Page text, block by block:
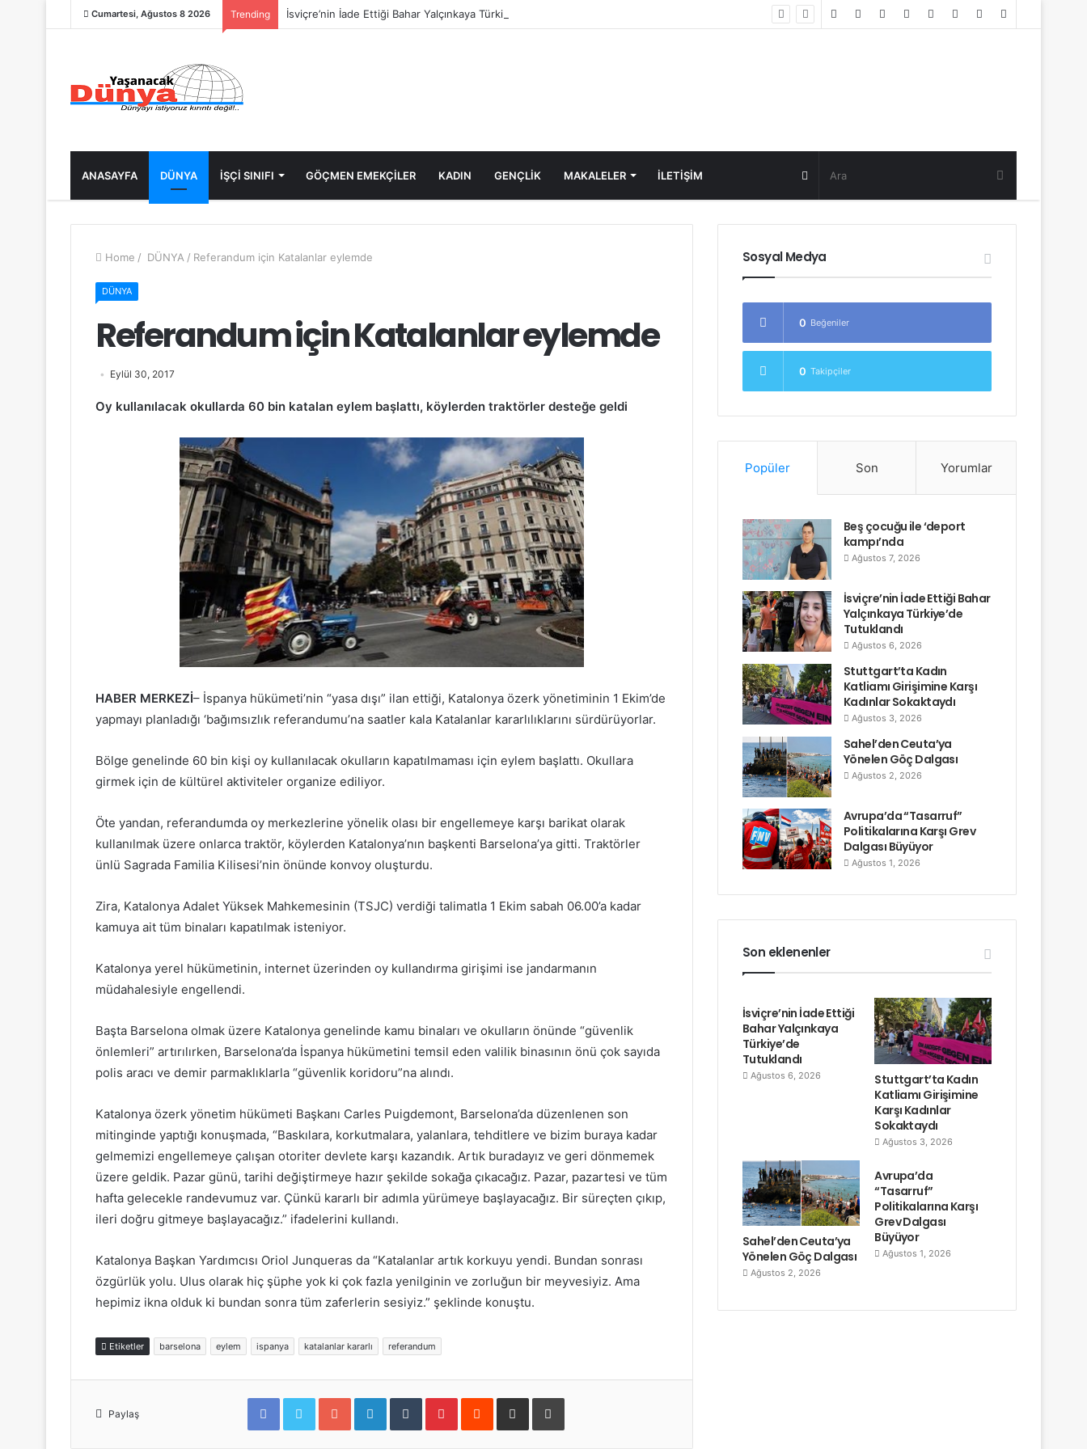
Cumartesi, Ağustos 8 2026 Trending İsviçre’nin İade Ettiği Bahar Yalçınkaya Türkiye’de Tutuklandı Random
ANASAYFA DÜNYA İŞÇİ SINIFI GÖÇMEN EMEKÇİLER KADIN GENÇLİK MAKALELER ILETIŞIM Random
Post
Home / DÜNYA / Referandum için Katalanlar eylemde
DÜNYA
Referandum için Katalanlar eylemde
Eylül 30, 2017
Oy kullanılacak okullarda 60 bin katalan eylem başlattı, köylerden traktörler desteğe geldi
HABER MERKEZİ– İspanya hükümeti’nin “yasa dışı” ilan ettiği, Katalonya özerk yönetiminin 1 Ekim’de
yapmayı planladığı ‘bağımsızlık referandumu’na saatler kala Katalanlar kararlılıklarını sürdürüyorlar.
Bölge genelinde 60 bin kişi oy kullanılacak okulların kapatılmaması için eylem başlattı. Okullara
girmek için de kültürel aktiviteler organize ediliyor.
Öte yandan, referandumda oy merkezlerine yönelik olası bir engellemeye karşı barikat olarak
kullanılmak üzere onlarca traktör, köylerden Katalonya’nın başkenti Barselona’ya gitti. Traktörler
ünlü Sagrada Familia Kilisesi’nin önünde konvoy oluşturdu.
Zira, Katalonya Adalet Yüksek Mahkemesinin (TSJC) verdiği talimatla 1 Ekim sabah 06.00’a kadar
kamuya ait tüm binaları kapatılmak isteniyor.
Katalonya yerel hükümetinin, internet üzerinden oy kullandırma girişimi ise jandarmanın
müdahalesiyle engellendi.
Başta Barselona olmak üzere Katalonya genelinde kamu binaları ve okulların önünde “güvenlik
önlemleri” artırılırken, Barselona’da İspanya hükümetini temsil eden valilik binasının önü çok sayıda
polis aracı ve demir parmaklıklarla “güvenlik koridoru”na alındı.
Katalonya özerk yönetim hükümeti Başkanı Carles Puigdemont, Barselona’da düzenlenen son
mitinginde yaptığı konuşmada, “Baskılara, korkutmalara, yalanlara, tehditlere ve bizim buraya kadar
gelmemizi engellemeye çalışan otoriter devlete karşı kazandık. Artık buradayız ve geri dönmemek
üzere geldik. Pazar günü, tarihi değiştirmeye hazır şekilde sokağa çıkacağız. Pazar, pazartesi ve tüm
hafta gelecekle randevumuz var. Çünkü kararlı bir adımla yürümeye başlayacağız. Bir süreçten çıkıp,
ileri doğru gitmeye başlayacağız.” ifadelerini kullandı.
Katalonya Başkan Yardımcısı Oriol Junqueras da “Katalanlar artık korkuyu yendi. Bundan sonrası
özgürlük yolu. Ulus olarak hiç şüphe yok ki çok fazla yenilginin ve zorluğun bir meyvesiyiz. Ama
hepimiz ikna olduk ki bundan sonra tüm zaferlerin sesiyiz.” şeklinde konuştu.
Etiketler barselona eylem ispanya katalanlar kararlı referandum
Paylaş
F
e
b
T
t
t
G
g
l
L
k
e
T
b
l
P
t
e
R
d
i
S
r
e
Y
d
ı
Sosyal Medya
0 Beğeniler
0 Takipçiler
Popüler Son Yorumlar
Beş çocuğu ile ‘deport
kampı’nda
Ağustos 7, 2026
İsviçre’nin İade Ettiği Bahar
Yalçınkaya Türkiye’de
Tutuklandı
Ağustos 6, 2026
Stuttgart’ta Kadın
Katliamı Girişimine Karşı
Kadınlar Sokaktaydı
Ağustos 3, 2026
Sahel’den Ceuta’ya
Yönelen Göç Dalgası
Ağustos 2, 2026
Avrupa’da “Tasarruf”
Politikalarına Karşı Grev
Dalgası Büyüyor
Ağustos 1, 2026
Son eklenenler
İsviçre’nin İade Ettiği
Bahar Yalçınkaya
Türkiye’de
Tutuklandı
Ağustos 6, 2026
Stuttgart’ta Kadın
Katliamı Girişimine
Karşı Kadınlar
Sokaktaydı
Ağustos 3, 2026
Sahel’den Ceuta’ya
Yönelen Göç Dalgası
Ağustos 2, 2026
Avrupa’da
“Tasarruf”
Politikalarına Karşı
Grev Dalgası
Büyüyor
Ağustos 1, 2026